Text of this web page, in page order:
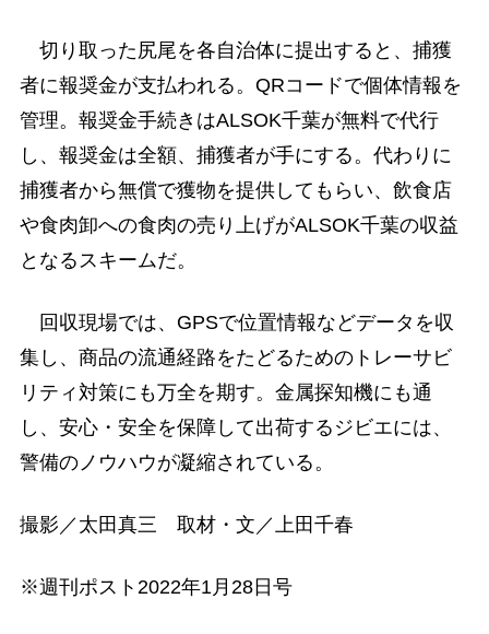
切り取った尻尾を各自治体に提出すると、捕獲
者に報奨金が支払われる。QRコードで個体情報を
管理。報奨金手続きはALSOK千葉が無料で代行
し、報奨金は全額、捕獲者が手にする。代わりに
捕獲者から無償で獲物を提供してもらい、飲食店
や食肉卸への食肉の売り上げがALSOK千葉の収益
となるスキームだ。
回収現場では、GPSで位置情報などデータを収
集し、商品の流通経路をたどるためのトレーサビ
リティ対策にも万全を期す。金属探知機にも通
し、安心・安全を保障して出荷するジビエには、
警備のノウハウが凝縮されている。
撮影／太田真三 取材・文／上田千春
※週刊ポスト2022年1月28日号